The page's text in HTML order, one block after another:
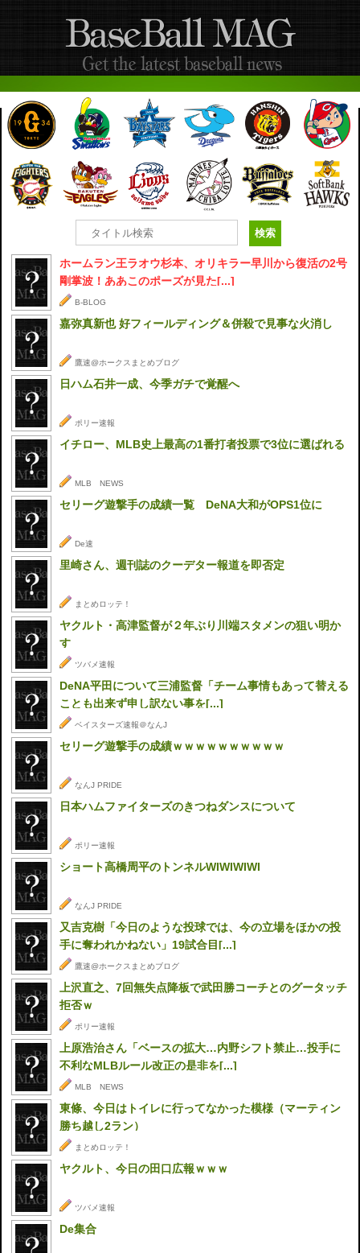
ホームラン王ラオウ杉本、オリキラー早川から復活の2号
剛掌波！ああこのポーズが見た[...]
B-BLOG
嘉弥真新也 好フィールディング＆併殺で見事な火消し
鷹速@ホークスまとめブログ
日ハム石井一成、今季ガチで覚醒へ
ポリー速報
イチロー、MLB史上最高の1番打者投票で3位に選ばれる
MLB NEWS
セリーグ遊撃手の成績一覧 DeNA大和がOPS1位に
De速
里崎さん、週刊誌のクーデター報道を即否定
まとめロッテ！
ヤクルト・高津監督が２年ぶり川端スタメンの狙い明か
す
ツバメ速報
DeNA平田について三浦監督「チーム事情もあって替える
ことも出来ず申し訳ない事を[...]
ベイスターズ速報＠なんJ
セリーグ遊撃手の成績ｗｗｗｗｗｗｗｗｗｗ
なんJ PRIDE
日本ハムファイターズのきつねダンスについて
ポリー速報
ショート高橋周平のトンネルWIWIWIWI
なんJ PRIDE
又吉克樹「今日のような投球では、今の立場をほかの投
手に奪われかねない」19試合目[...]
鷹速@ホークスまとめブログ
上沢直之、7回無失点降板で武田勝コーチとのグータッチ
拒否ｗ
ポリー速報
上原浩治さん「ベースの拡大…内野シフト禁止…投手に
不利なMLBルール改正の是非を[...]
MLB NEWS
東條、今日はトイレに行ってなかった模様（マーティン
勝ち越し2ラン）
まとめロッテ！
ヤクルト、今日の田口広報ｗｗｗ
ツバメ速報
De集合